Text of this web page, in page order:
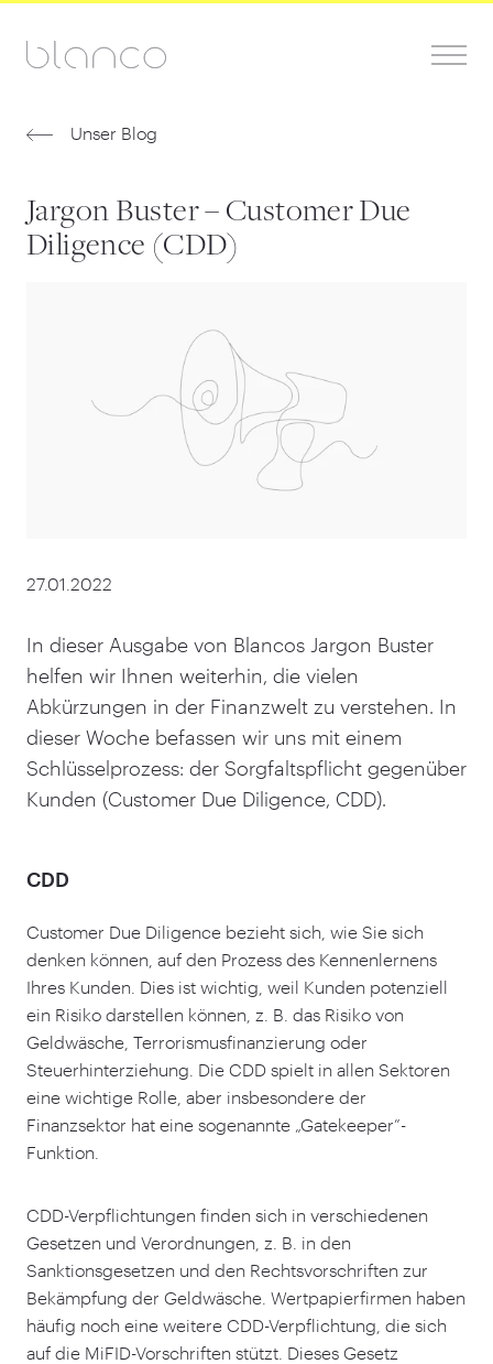
Unser Blog
Jargon Buster – Customer Due
Diligence (CDD)
27.01.2022
In dieser Ausgabe von Blancos Jargon Buster
helfen wir Ihnen weiterhin, die vielen
Abkürzungen in der Finanzwelt zu verstehen. In
dieser Woche befassen wir uns mit einem
Schlüsselprozess: der Sorgfaltspflicht gegenüber
Kunden (Customer Due Diligence, CDD).
CDD
Customer Due Diligence bezieht sich, wie Sie sich
denken können, auf den Prozess des Kennenlernens
Ihres Kunden. Dies ist wichtig, weil Kunden potenziell
ein Risiko darstellen können, z. B. das Risiko von
Geldwäsche, Terrorismusfinanzierung oder
Steuerhinterziehung. Die CDD spielt in allen Sektoren
eine wichtige Rolle, aber insbesondere der
Finanzsektor hat eine sogenannte „Gatekeeper”-
Funktion.
CDD-Verpflichtungen finden sich in verschiedenen
Gesetzen und Verordnungen, z. B. in den
Sanktionsgesetzen und den Rechtsvorschriften zur
Bekämpfung der Geldwäsche. Wertpapierfirmen haben
häufig noch eine weitere CDD-Verpflichtung, die sich
auf die MiFID-Vorschriften stützt. Dieses Gesetz